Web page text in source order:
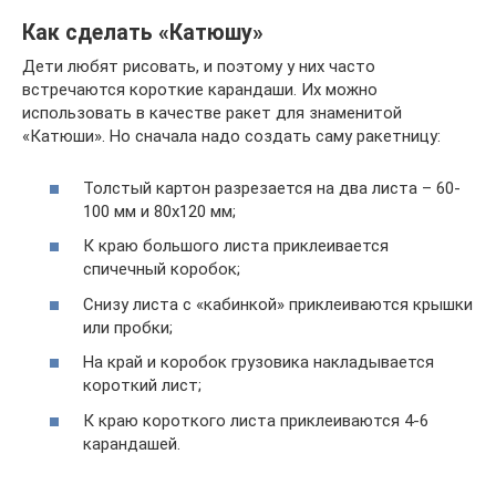
Как сделать «Катюшу»
Дети любят рисовать, и поэтому у них часто
встречаются короткие карандаши. Их можно
использовать в качестве ракет для знаменитой
«Катюши». Но сначала надо создать саму ракетницу:
Толстый картон разрезается на два листа – 60-
100 мм и 80х120 мм;
К краю большого листа приклеивается
спичечный коробок;
Снизу листа с «кабинкой» приклеиваются крышки
или пробки;
На край и коробок грузовика накладывается
короткий лист;
К краю короткого листа приклеиваются 4-6
карандашей.